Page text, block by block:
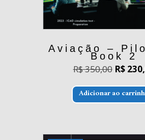
Aviação –
Book 2
R$350,00 O
preço
era:
R$
R$
Adicionar ao